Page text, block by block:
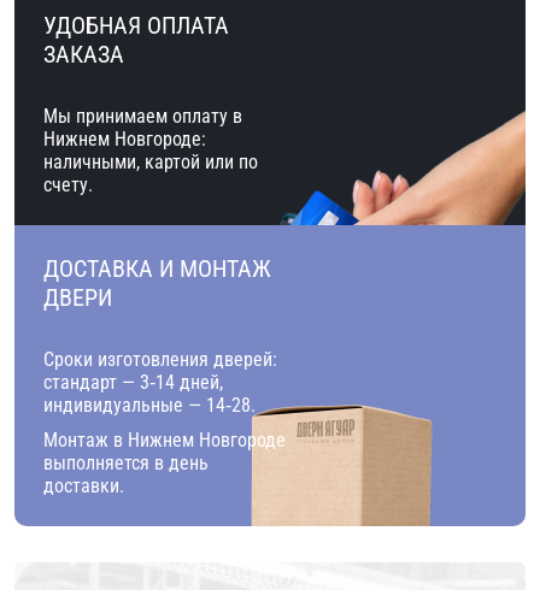
УДОБНАЯ ОПЛАТА
ЗАКАЗА
Мы принимаем оплату в
Нижнем Новгороде:
наличными, картой или по
счету.
ДОСТАВКА И МОНТАЖ
ДВЕРИ
Сроки изготовления дверей:
стандарт — 3‑14 дней,
индивидуальные — 14‑28.
Монтаж в Нижнем Новгороде
выполняется в день
доставки.